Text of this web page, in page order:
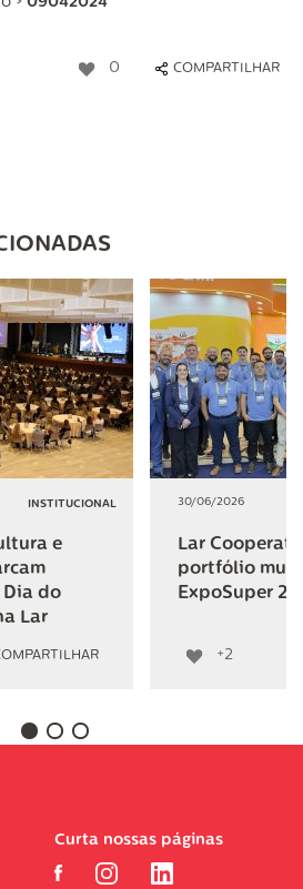
0 COMPARTILHAR
INSTITUCIONAL
e
Dia do
Lar
30/06/2026
Lar
portfólio
ExpoSuper
+2
Curta nossas páginas